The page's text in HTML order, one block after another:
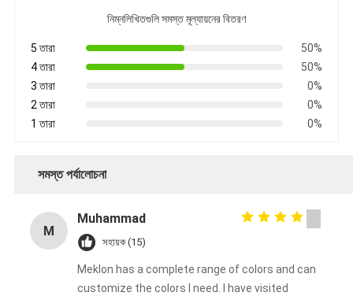
নিম্নলিখিতগুলি সমস্ত মূল্যায়নের বিতরণ
5 তারা
50%
4 তারা
50%
3 তারা
0%
2 তারা
0%
1 তারা
0%
সমস্ত পর্যালোচনা
M
Muhammad
সহায়ক (15)
Meklon has a complete range of colors and can
customize the colors I need. I have visited